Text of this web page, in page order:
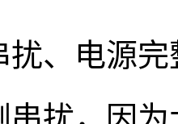
扰、电源